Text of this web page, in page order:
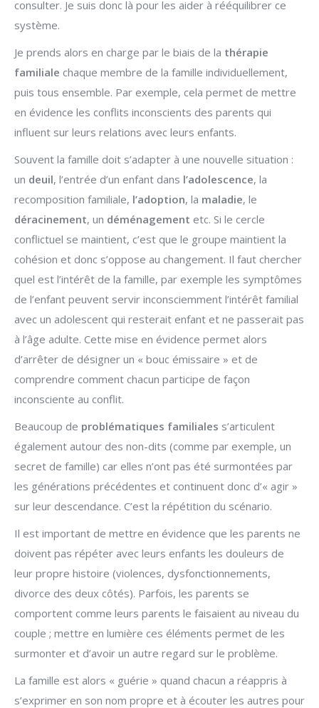
consulter. Je suis donc là pour les aider à rééquilibrer ce
système.
Je prends alors en charge par le biais de la thérapie
familiale chaque membre de la famille individuellement,
puis tous ensemble. Par exemple, cela permet de mettre
en évidence les conflits inconscients des parents qui
influent sur leurs relations avec leurs enfants.
Souvent la famille doit s’adapter à une nouvelle situation :
un deuil, l’entrée d’un enfant dans l’adolescence, la
recomposition familiale, l’adoption, la maladie, le
déracinement, un déménagement etc. Si le cercle
conflictuel se maintient, c’est que le groupe maintient la
cohésion et donc s’oppose au changement. Il faut chercher
quel est l’intérêt de la famille, par exemple les symptômes
de l’enfant peuvent servir inconsciemment l’intérêt familial
avec un adolescent qui resterait enfant et ne passerait pas
à l’âge adulte. Cette mise en évidence permet alors
d’arrêter de désigner un « bouc émissaire » et de
comprendre comment chacun participe de façon
inconsciente au conflit.
Beaucoup de problématiques familiales s’articulent
également autour des non-dits (comme par exemple, un
secret de famille) car elles n’ont pas été surmontées par
les générations précédentes et continuent donc d’« agir »
sur leur descendance. C’est la répétition du scénario.
Il est important de mettre en évidence que les parents ne
doivent pas répéter avec leurs enfants les douleurs de
leur propre histoire (violences, dysfonctionnements,
divorce des deux côtés). Parfois, les parents se
comportent comme leurs parents le faisaient au niveau du
couple ; mettre en lumière ces éléments permet de les
surmonter et d’avoir un autre regard sur le problème.
La famille est alors « guérie » quand chacun a réappris à
s’exprimer en son nom propre et à écouter les autres pour